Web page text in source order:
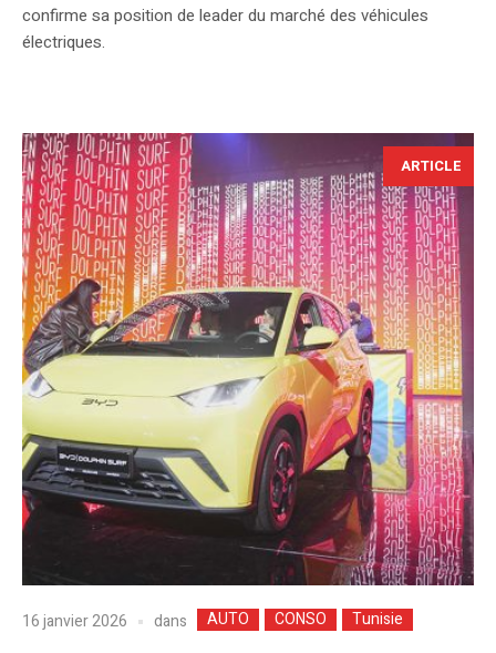
confirme sa position de leader du marché des véhicules
électriques.
ARTICLE
16 janvier 2026 dans AUTO CONSO Tunisie